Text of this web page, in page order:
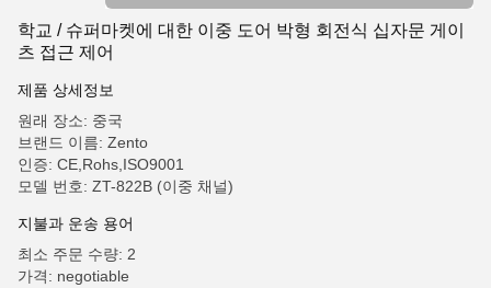
학교 / 슈퍼마켓에 대한 이중 도어 박형 회전식 십자문 게이
츠 접근 제어
제품 상세정보
원래 장소: 중국
브랜드 이름: Zento
인증: CE,Rohs,ISO9001
모델 번호: ZT-822B (이중 채널)
지불과 운송 용어
최소 주문 수량: 2
가격: negotiable